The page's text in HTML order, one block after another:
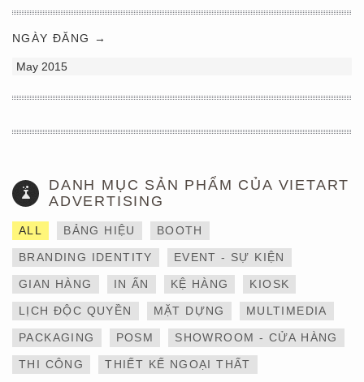
NGÀY ĐĂNG →
May 2015
DANH MỤC SẢN PHẨM CỦA VIETART
ADVERTISING
ALL BẢNG HIỆU BOOTH
BRANDING IDENTITY EVENT - SỰ KIỆN
GIAN HÀNG IN ẤN KỆ HÀNG KIOSK
LỊCH ĐỘC QUYỀN MẶT DỰNG MULTIMEDIA
PACKAGING POSM SHOWROOM - CỬA HÀNG
THI CÔNG THIẾT KẾ NGOẠI THẤT
THIẾT KẾ VÀ THI CÔNG
GIAN HÀNG 6×9 TẠI
TRIỂN LÃM IBTE 2024 –
TỐI ƯU KHÔNG GIAN,